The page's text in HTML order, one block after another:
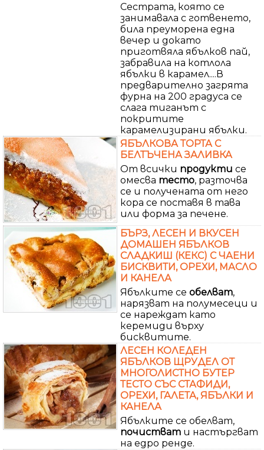
Сестрата, която се
занимавала с готвенето,
била преуморена една
вечер и докато
приготвяла ябълков пай,
забравила на котлола
ябълки в карамел....В
предварително загрята
фурна на 200 градуса се
слага тиганът с
покритите
карамелизирани ябълки.
ЯБЪЛКОВА ТОРТА С
БЕЛТЪЧЕНА ЗАЛИВКА
От всички продукти се
омесва тесто, разточва
се и получената от него
кора се поставя в тава
или форма за печене.
БЪРЗ, ЛЕСЕН И ВКУСЕН
ДОМАШЕН ЯБЪЛКОВ
СЛАДКИШ (КЕКС) С ЧАЕНИ
БИСКВИТИ, ОРЕХИ, МАСЛО
И КАНЕЛА
Ябълките се обелват,
нарязват на полумесеци и
се нареждат като
керемиди върху
бисквитите.
ЛЕСЕН КОЛЕДЕН
ЯБЪЛКОВ ЩРУДЕЛ ОТ
МНОГОЛИСТНО БУТЕР
ТЕСТО СЪС СТАФИДИ,
ОРЕХИ, ГАЛЕТА, ЯБЪЛКИ И
КАНЕЛА
Ябълките се обелват,
почистват и настъргват
на едро ренде.